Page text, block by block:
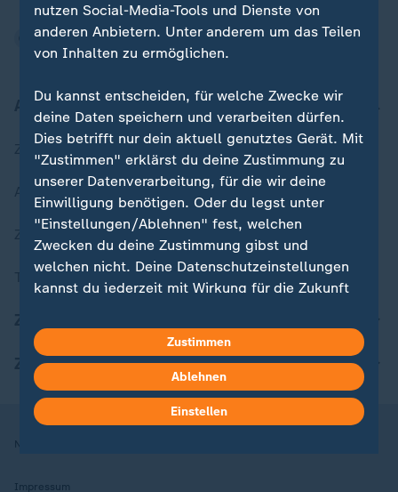
Aktuell bei ZDFheute
Zuletzt veröffentlicht
Aktuelle Sendungs-Videos
ZDFheute Stories
Themen im Überblick
ZDFheute Apps
Nutzungsbedingungen
Impressum
nutzen Social-Media-Tools und Dienste von
anderen Anbietern. Unter anderem um das Teilen
von Inhalten zu ermöglichen.
Du kannst entscheiden, für welche Zwecke wir
deine Daten speichern und verarbeiten dürfen.
Dies betrifft nur dein aktuell genutztes Gerät. Mit
"Zustimmen" erklärst du deine Zustimmung zu
unserer Datenverarbeitung, für die wir deine
Einwilligung benötigen. Oder du legst unter
"Einstellungen/Ablehnen" fest, welchen
Zwecken du deine Zustimmung gibst und
welchen nicht. Deine Datenschutzeinstellungen
kannst du jederzeit mit Wirkung für die Zukunft
Hier findest du das Impressum.
Weitere Informationen findest du in unserer
Datenschutzerklärung.
Zustimmen
Ablehnen
Einstellen